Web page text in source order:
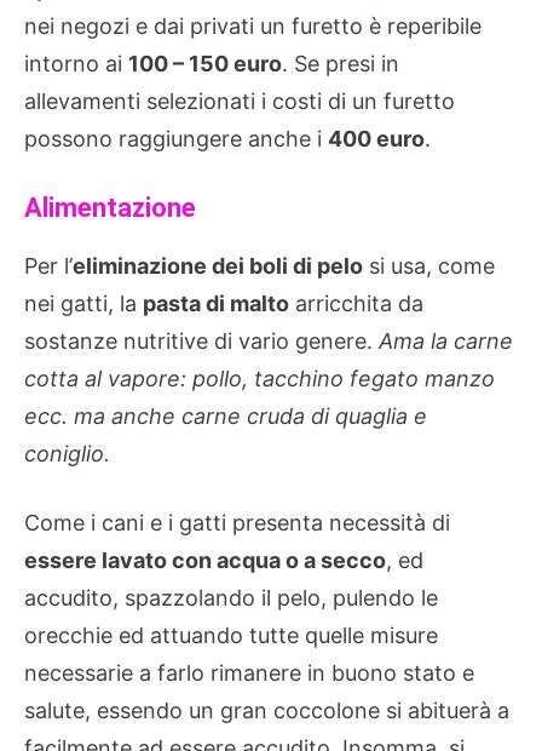
nei negozi e dai privati un furetto è reperibile
intorno ai 100 – 150 euro. Se presi in
allevamenti selezionati i costi di un furetto
possono raggiungere anche i 400 euro.
Alimentazione
Per l’eliminazione dei boli di pelo si usa, come
nei gatti, la pasta di malto arricchita da
sostanze nutritive di vario genere. Ama la carne
cotta al vapore: pollo, tacchino fegato manzo
ecc. ma anche carne cruda di quaglia e
coniglio.
Come i cani e i gatti presenta necessità di
essere lavato con acqua o a secco, ed
accudito, spazzolando il pelo, pulendo le
orecchie ed attuando tutte quelle misure
necessarie a farlo rimanere in buono stato e
salute, essendo un gran coccolone si abituerà a